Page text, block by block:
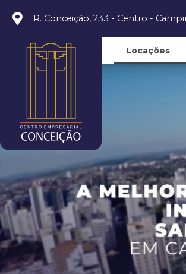
R. Conceição, 233 - Centro -
Locações